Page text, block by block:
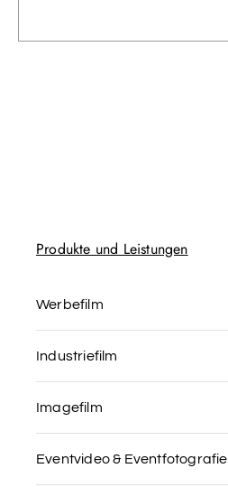
Produkte und Leistungen
Werbefilm
Industriefilm
Imagefilm
Eventvideo & Eventfotografie